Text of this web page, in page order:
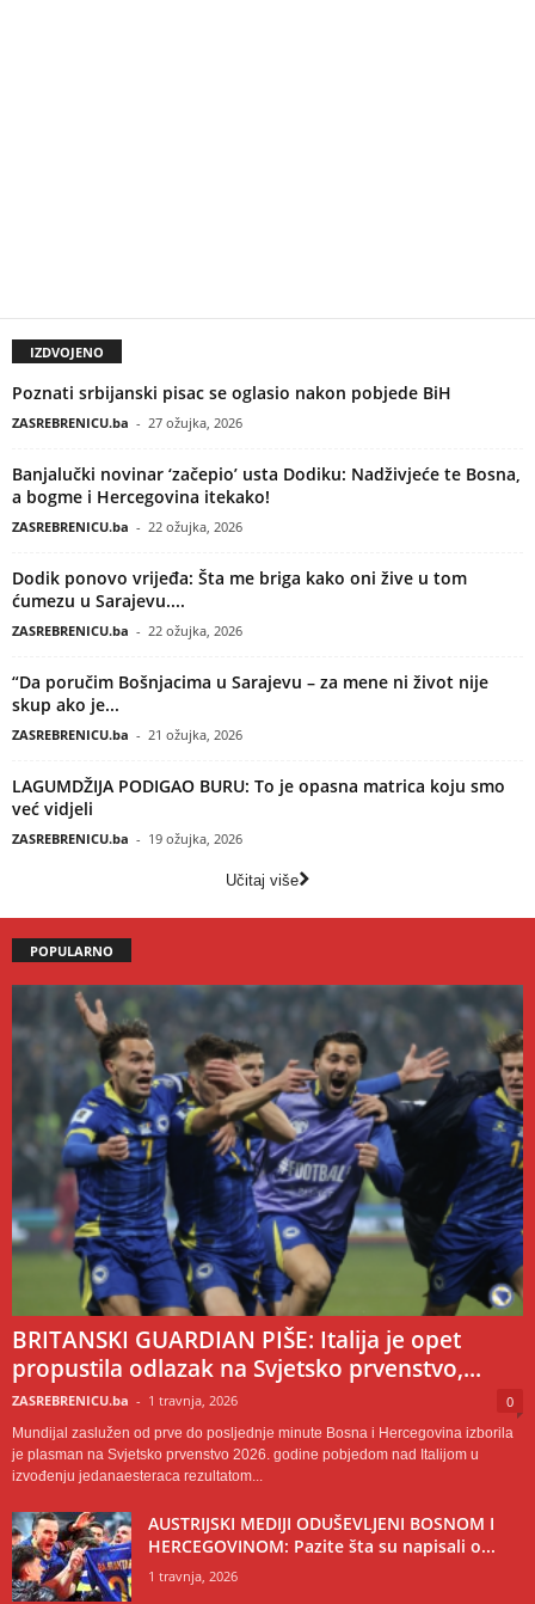
IZDVOJENO
Poznati srbijanski pisac se oglasio nakon pobjede BiH
ZASREBRENICU.ba - 27 ožujka, 2026
Banjalučki novinar ‘začepio’ usta Dodiku: Nadživjeće te Bosna,
a bogme i Hercegovina itekako!
ZASREBRENICU.ba - 22 ožujka, 2026
Dodik ponovo vrijeđa: Šta me briga kako oni žive u tom
ćumezu u Sarajevu....
ZASREBRENICU.ba - 22 ožujka, 2026
“Da poručim Bošnjacima u Sarajevu – za mene ni život nije
skup ako je...
ZASREBRENICU.ba - 21 ožujka, 2026
LAGUMDŽIJA PODIGAO BURU: To je opasna matrica koju smo
već vidjeli
ZASREBRENICU.ba - 19 ožujka, 2026
Učitaj više
POPULARNO
BRITANSKI GUARDIAN PIŠE: Italija je opet
propustila odlazak na Svjetsko prvenstvo,...
ZASREBRENICU.ba - 1 travnja, 2026 0
Mundijal zaslužen od prve do posljednje minute Bosna i Hercegovina izborila
je plasman na Svjetsko prvenstvo 2026. godine pobjedom nad Italijom u
izvođenju jedanaesteraca rezultatom...
AUSTRIJSKI MEDIJI ODUŠEVLJENI BOSNOM I
HERCEGOVINOM: Pazite šta su napisali o...
1 travnja, 2026